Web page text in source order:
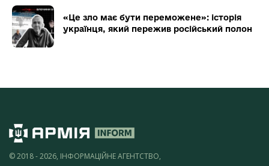
«Це зло має бути переможене»: історія
українця, який пережив російський полон
© 2018 - 2026, ІНФОРМАЦІЙНЕ АГЕНТСТВО,